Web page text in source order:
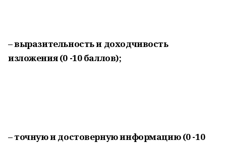
– выразительность и доходчивость
изложения (0 -10 баллов);
– точную и достоверную информацию (0 -10